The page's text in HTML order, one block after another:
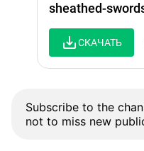
sheathed-
СКАЧАТЬ
Subscribe to the
not to miss new